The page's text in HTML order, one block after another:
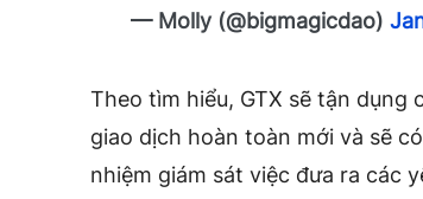
— Molly (@bigmagicdao)
Theo tìm hiểu, GTX sẽ tận dụng
giao dịch hoàn toàn mới và sẽ
nhiệm giám sát việc đưa ra các